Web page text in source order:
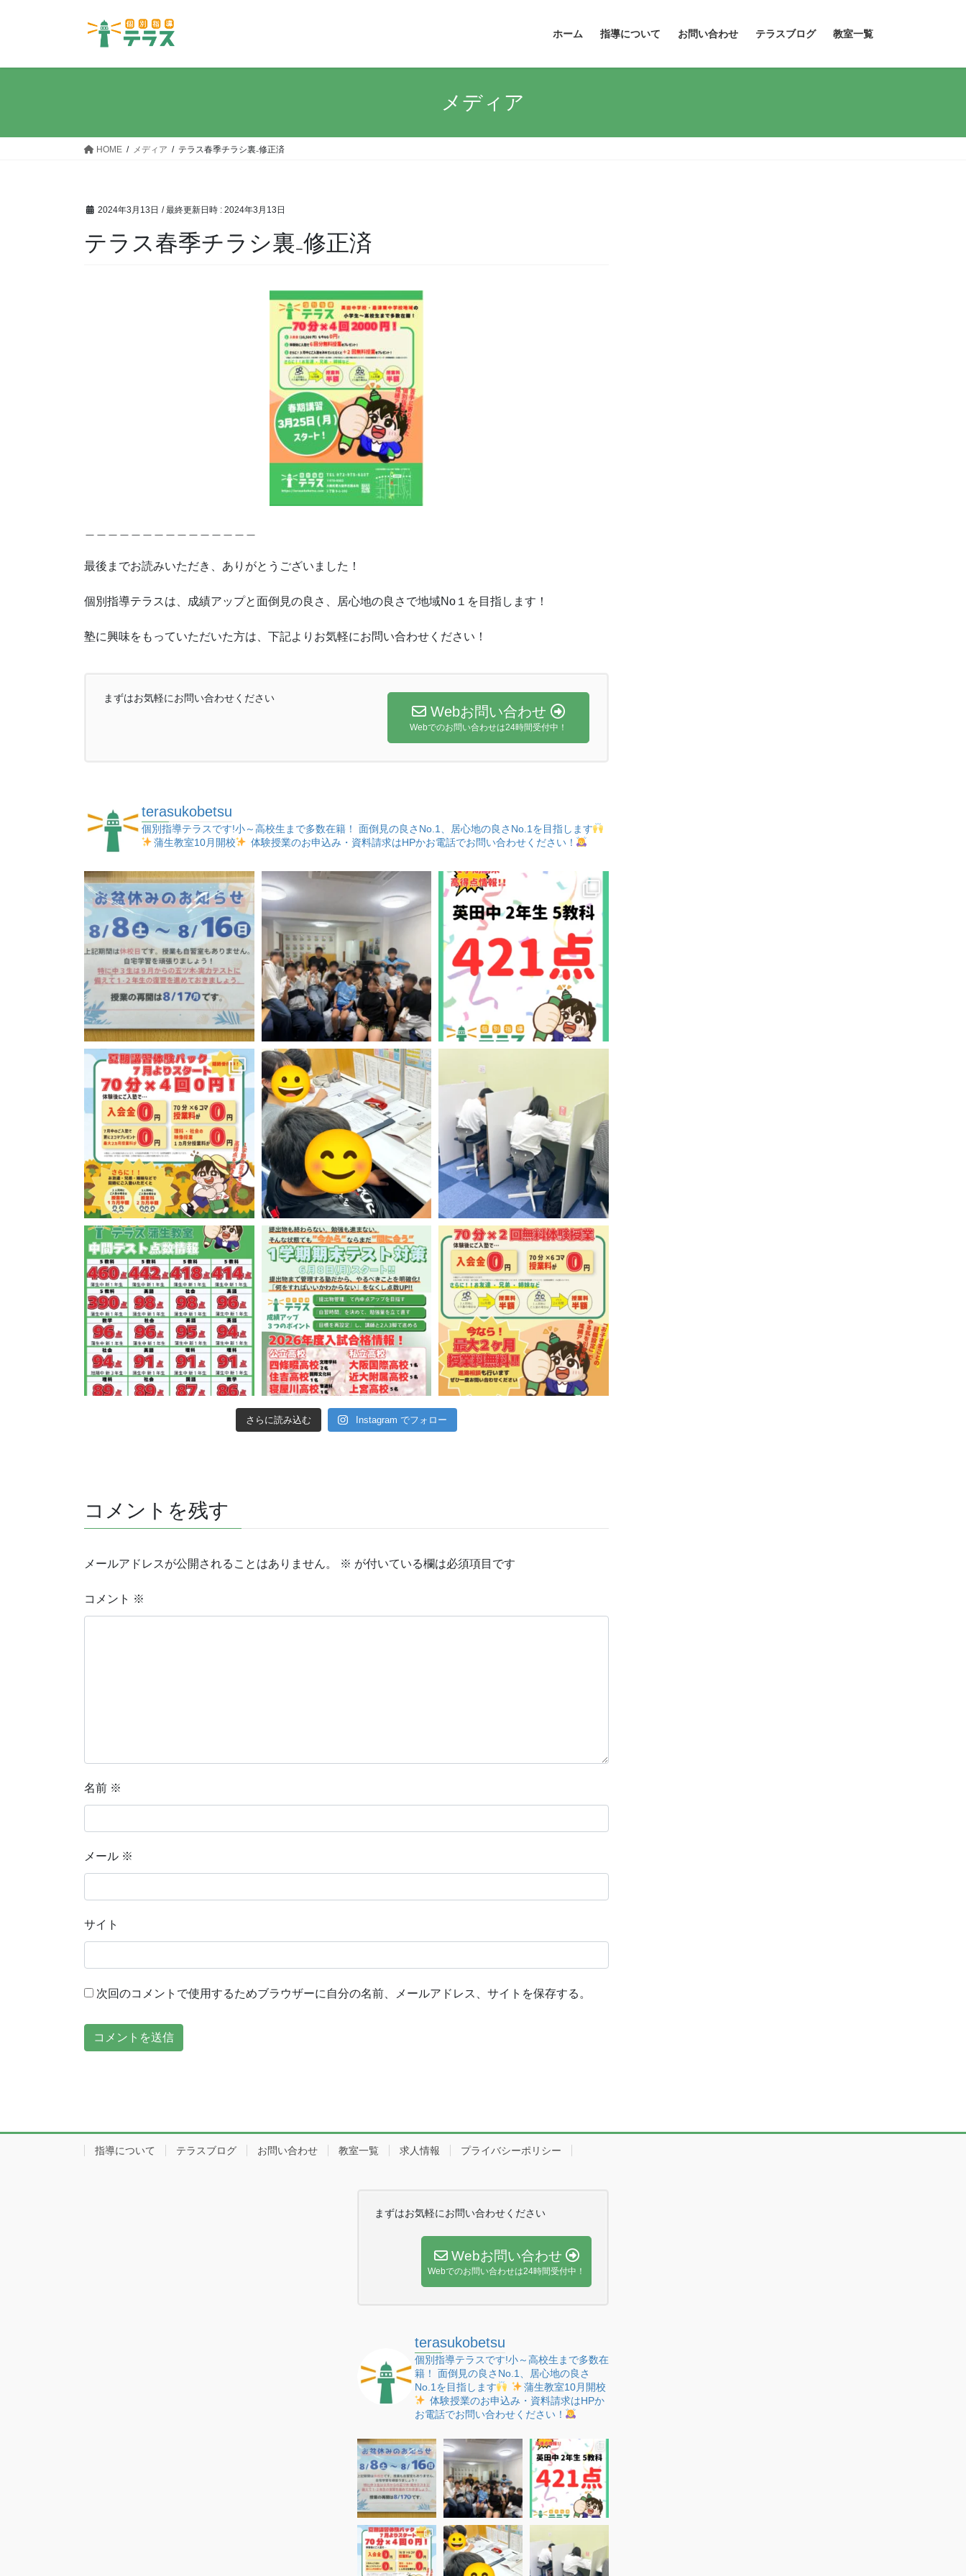
ホーム 指導について お問い合わせ テラスブログ 教室一覧
メディア
HOME メディア テラス春季チラシ裏₋修正済
2024年3月13日 / 最終更新日時 : 2024年3月13日
テラス春季チラシ裏₋修正済
最後までお読みいただき、ありがとうございました！
個別指導テラスは、成績アップと面倒見の良さ、居心地の良さで地域No１を目指します！
塾に興味をもっていただいた方は、下記よりお気軽にお問い合わせください！
まずはお気軽にお問い合わせください
Webお問い合わせ
Webでのお問い合わせは24時間受付中！
terasukobetsu
個別指導テラスです!小～高校生まで多数在籍！
面倒見の良さNo.1、居心地の良さNo.1を目指します
蒲生教室10月開校
体験授業のお申込み・資料請求はHPかお電話でお問い合わせください！
さらに読み込む Instagram でフォロー
コメントを残す
メールアドレスが公開されることはありません。 ※ が付いている欄は必須項目です
コメント ※
名前 ※
メール ※
サイト
次回のコメントで使用するためブラウザーに自分の名前、メールアドレス、サイトを保存する。
指導について テラスブログ お問い合わせ 教室一覧 求人情報 プライバシーポリシー
まずはお気軽にお問い合わせください
Webお問い合わせ
Webでのお問い合わせは24時間受付中！
terasukobetsu
個別指導テラスです!小～高校生まで多数在
籍！
面倒見の良さNo.1、居心地の良さ
No.1を目指します
蒲生教室10月開校
体験授業のお申込み・資料請求はHPか
お電話でお問い合わせください！